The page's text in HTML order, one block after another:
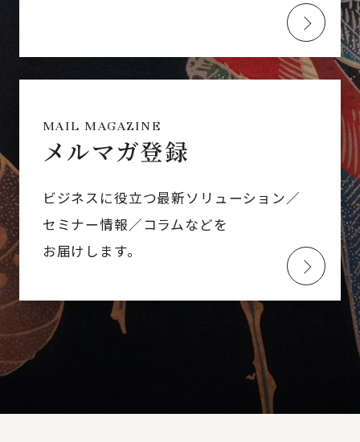
MAIL MAGAZINE
メルマガ登録
ビジネスに役立つ最新ソリューション／
セミナー情報／コラムなどを
お届けします。